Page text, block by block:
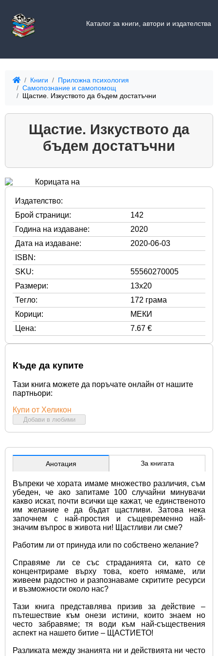
Каталог за книги, автори и издателства
Книги
Приложна психология
Самопознание и самопомощ
Щастие. Изкуството да бъдем достатъчни
Щастие. Изкуството да
бъдем достатъчни
Издателство:
Брой страници:
142
Година на издаване:
2020
Дата на издаване:
2020-06-03
ISBN:
SKU:
55560270005
Размери:
13x20
Тегло:
172 грама
Корици:
МЕКИ
Цена:
7.67 €
Къде да купите
Тази книга можете да поръчате онлайн от нашите
партньори:
Купи от Хеликон
Добави в любими
Анотация За книгата
Въпреки че хората имаме множество различия, съм
убеден, че ако запитаме 100 случайни минувачи
какво искат, почти всички ще кажат, че единственото
им желание е да бъдат щастливи. Затова нека
започнем с най-простия и същевременно най-
значим въпрос в живота ни! Щастливи ли сме?
Работим ли от принуда или по собствено желание?
Справяме ли се със страданията си, като се
концентрираме върху това, което нямаме, или
живеем радостно и разпознаваме скритите ресурси
и възможности около нас?
Тази книга представлява призив за действие –
пътешествие към онези истини, които знаем но
често забравяме; тя води към най-съществения
аспект на нашето битие – ЩАСТИЕТО!
Разликата между знанията ни и действията ни често